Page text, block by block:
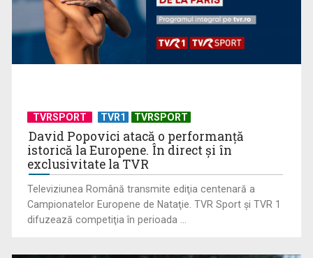
TVRSPORT TVR1 TVRSPORT
David Popovici atacă o performanţă
istorică la Europene. În direct şi în
exclusivitate la TVR
Televiziunea Română transmite ediţia centenară a
Campionatelor Europene de Nataţie. TVR Sport şi TVR 1
difuzează competiţia în perioada ...